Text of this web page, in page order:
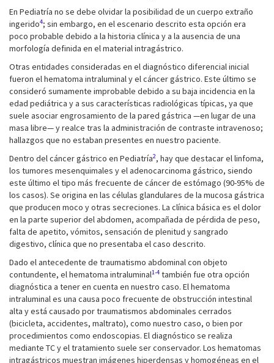
En Pediatría no se debe olvidar la posibilidad de un cuerpo extraño
ingerido4; sin embargo, en el escenario descrito esta opción era
poco probable debido a la historia clínica y a la ausencia de una
morfología definida en el material intragástrico.
Otras entidades consideradas en el diagnóstico diferencial inicial
fueron el hematoma intraluminal y el cáncer gástrico. Este último se
consideró sumamente improbable debido a su baja incidencia en la
edad pediátrica y a sus características radiológicas típicas, ya que
suele asociar engrosamiento de la pared gástrica —en lugar de una
masa libre— y realce tras la administración de contraste intravenoso;
hallazgos que no estaban presentes en nuestro paciente.
Dentro del cáncer gástrico en Pediatría2, hay que destacar el linfoma,
los tumores mesenquimales y el adenocarcinoma gástrico, siendo
este último el tipo más frecuente de cáncer de estómago (90-95% de
los casos). Se origina en las células glandulares de la mucosa gástrica
que producen moco y otras secreciones. La clínica básica es el dolor
en la parte superior del abdomen, acompañada de pérdida de peso,
falta de apetito, vómitos, sensación de plenitud y sangrado
digestivo, clínica que no presentaba el caso descrito.
Dado el antecedente de traumatismo abdominal con objeto
contundente, el hematoma intraluminal1-4 también fue otra opción
diagnóstica a tener en cuenta en nuestro caso. El hematoma
intraluminal es una causa poco frecuente de obstrucción intestinal
alta y está causado por traumatismos abdominales cerrados
(bicicleta, accidentes, maltrato), como nuestro caso, o bien por
procedimientos como endoscopias. El diagnóstico se realiza
mediante TC y el tratamiento suele ser conservador. Los hematomas
intragástricos muestran imágenes hiperdensas y homogéneas en el